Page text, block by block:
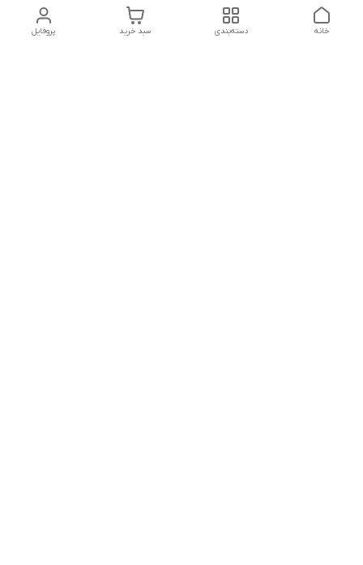
پروفایل سبد خرید دسته‌بندی خانه